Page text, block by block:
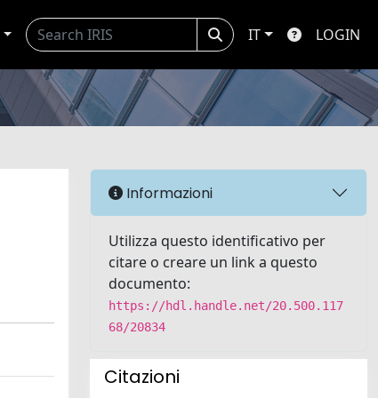
IT LOGIN
Informazioni
Utilizza questo identificativo per
citare o creare un link a questo
documento:
https://hdl.handle.net/20.500.117
68/20834
Citazioni